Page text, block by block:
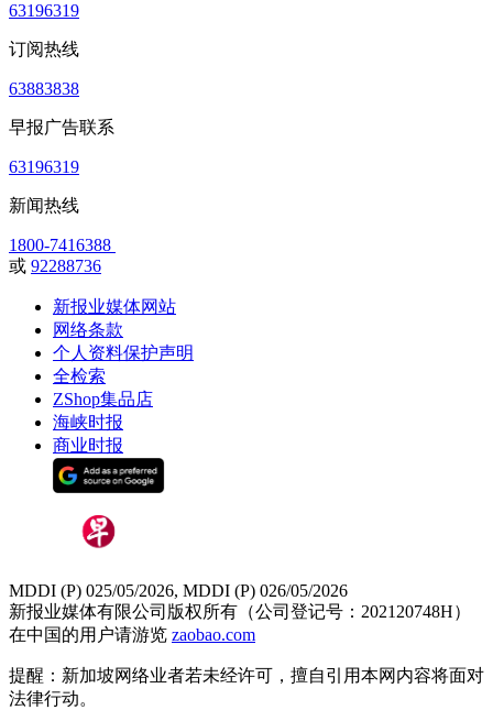
63196319
订阅热线
63883838
早报广告联系
63196319
新闻热线
1800-7416388
或 92288736
新报业媒体网站
网络条款
个人资料保护声明
全检索
ZShop集品店
海峡时报
商业时报
MDDI (P) 025/05/2026, MDDI (P) 026/05/2026
新报业媒体有限公司版权所有（公司登记号：202120748H）
在中国的用户请游览 zaobao.com
提醒：新加坡网络业者若未经许可，擅自引用本网内容将面对
法律行动。